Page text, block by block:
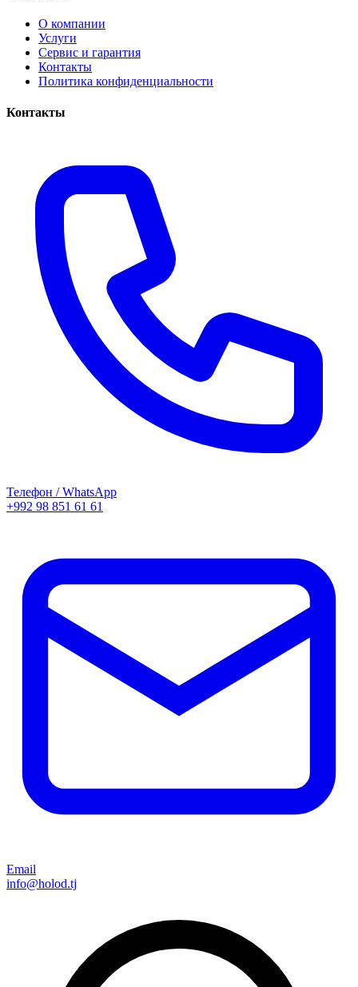
О компании
Услуги
Сервис и гарантия
Контакты
Политика конфиденциальности
Контакты
Телефон / WhatsApp
+992 98 851 61 61
Email
info@holod.tj